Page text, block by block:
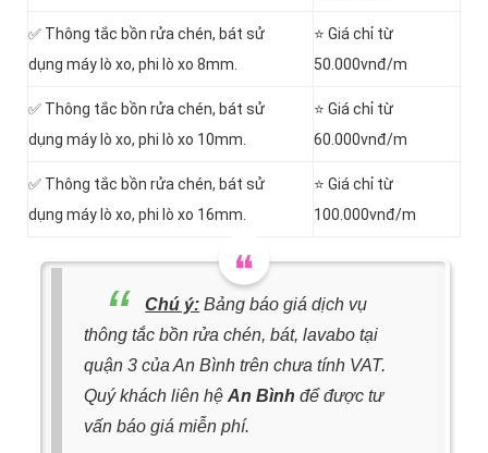
✅ Thông tắc bồn rửa chén, bát sử
dụng máy lò xo, phi lò xo 8mm.
⭐ Giá chỉ từ
50.000vnđ/m
✅ Thông tắc bồn rửa chén, bát sử
dụng máy lò xo, phi lò xo 10mm.
⭐ Giá chỉ từ
60.000vnđ/m
✅ Thông tắc bồn rửa chén, bát sử
dụng máy lò xo, phi lò xo 16mm.
⭐ Giá chỉ từ
100.000vnđ/m
Chú ý: Bảng báo giá dịch vụ
thông tắc bồn rửa chén, bát, lavabo tại
quận 3 của An Bình trên chưa tính VAT.
Quý khách liên hệ An Bình để được tư
vấn báo giá miễn phí.